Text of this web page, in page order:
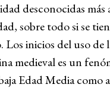
desconocidas
sobre todo si se
inicios del uso de
medieval es un
Edad Media